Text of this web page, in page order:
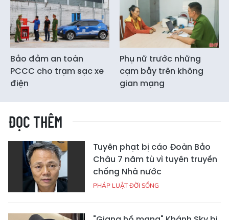
Bảo đảm an toàn
PCCC cho trạm sạc xe
điện
Phụ nữ trước những
cạm bẫy trên không
gian mạng
ĐỌC THÊM
Tuyên phạt bị cáo Đoàn Bảo
Châu 7 năm tù vì tuyên truyền
chống Nhà nước
PHÁP LUẬT ĐỜI SỐNG